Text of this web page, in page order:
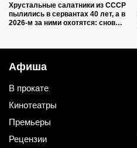
Хрустальные салатники из СССР
пылились в сервантах 40 лет, а в
2026-м за ними охотятся: снова в
Афиша
В прокате
Кинотеатры
Премьеры
Рецензии